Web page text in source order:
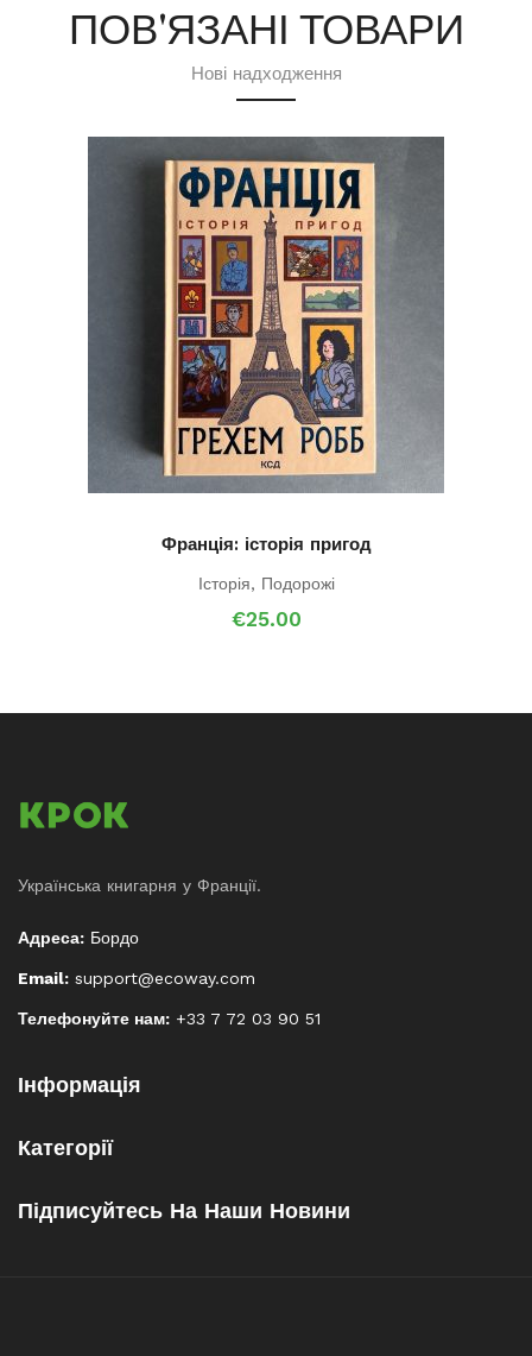
ПОВ'ЯЗАНІ ТОВАРИ
Нові надходження
Франція: історія пригод
Історія, Подорожі
€25.00
Українська книгарня у Франції.
Адреса: Бордо
Email: support@ecoway.com
Телефонуйте нам: +33 7 72 03 90 51
Інформація
Категорії
Підписуйтесь На Наши Новини